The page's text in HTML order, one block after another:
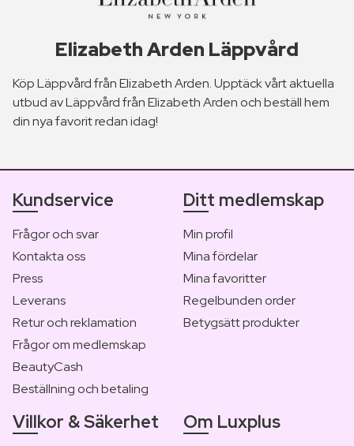
Elizabeth Arden Läppvård
Köp Läppvård från Elizabeth Arden. Upptäck vårt aktuella
utbud av Läppvård från Elizabeth Arden och beställ hem
din nya favorit redan idag!
Kundservice
Frågor och svar
Kontakta oss
Press
Leverans
Retur och reklamation
Frågor om medlemskap
BeautyCash
Beställning och betaling
Ditt medlemskap
Min profil
Mina fördelar
Mina favoritter
Regelbunden order
Betygsätt produkter
Villkor & Säkerhet Om Luxplus